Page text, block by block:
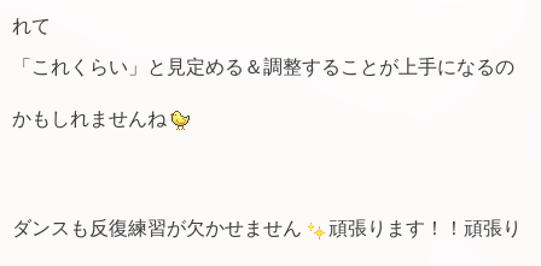
れて
「これくらい」と見定める＆調整することが上手になるの
かもしれませんね
ダンスも反復練習が欠かせません 頑張ります！！頑張り